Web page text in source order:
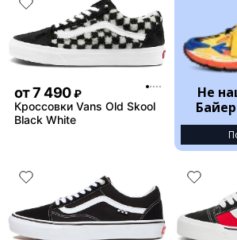
от7 490 ₽
Кроссовки Vans Old Skool
Black White
Не